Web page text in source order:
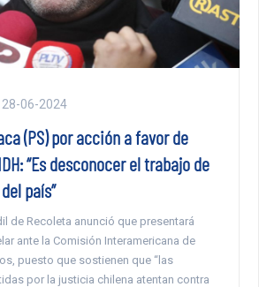
28-06-2024
(PS) por acción a favor de
“Es desconocer el trabajo de
país”
de Recoleta anunció que presentará
ante la Comisión Interamericana de
puesto que sostienen que “las
por la justicia chilena atentan contra